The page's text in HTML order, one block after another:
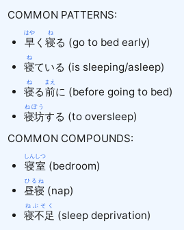
COMMON PATTERNS:
早
はや
く 寝
ね
る (go to bed early)
寝
ね
ている (is sleeping/asleep)
寝
ね
る前
まえ
に (before going to bed)
寝坊
ねぼう
する (to oversleep)
COMMON COMPOUNDS:
寝室
しんしつ
(bedroom)
昼寝
ひるね
(nap)
寝不足
ねぶそく
(sleep deprivation)